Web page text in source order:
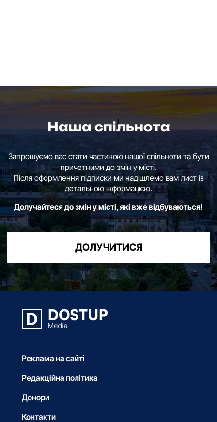
Наша спільнота
Запрошуємо вас стати частиною нашої спільноти та бути
причетними до змін у місті.
Після оформлення підписки ми надішлемо вам лист із
детальною інформацією.
Долучайтеся до змін у місті, які вже відбуваються!
ДОЛУЧИТИСЯ
Реклама на сайті
Редакційна політика
Донори
Контакти